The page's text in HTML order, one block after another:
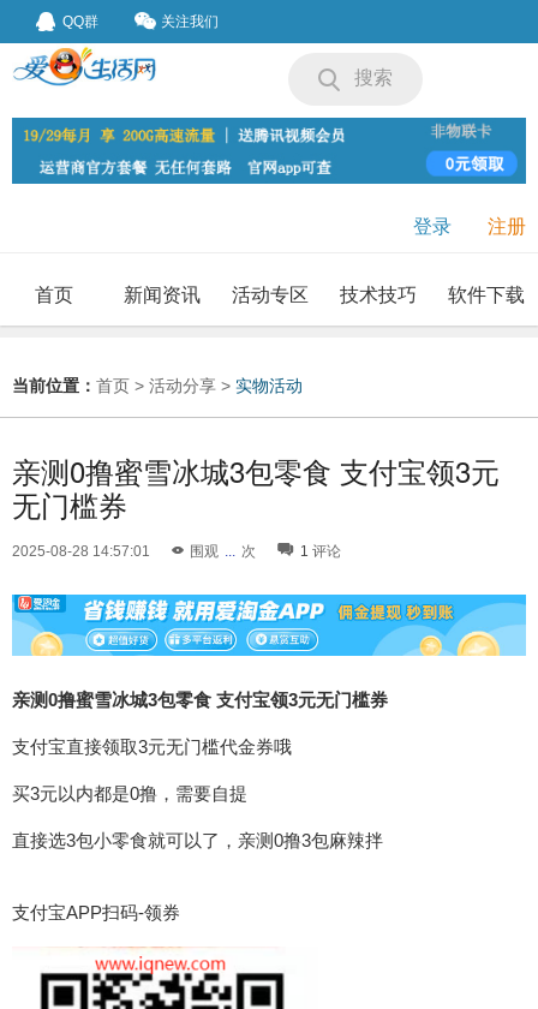
QQ群 关注我们
搜索
登录 注册
首页 新闻资讯 活动专区 技术技巧 软件下载
当前位置： 首页 > 活动分享 > 实物活动
亲测0撸蜜雪冰城3包零食 支付宝领3元
无门槛券
2025-08-28 14:57:01 围观 ... 次 1 评论
亲测0撸蜜雪冰城3包零食 支付宝领3元无门槛券
支付宝直接领取3元无门槛代金券哦
买3元以内都是0撸，需要自提
直接选3包小零食就可以了，亲测0撸3包麻辣拌
支付宝APP扫码-领券